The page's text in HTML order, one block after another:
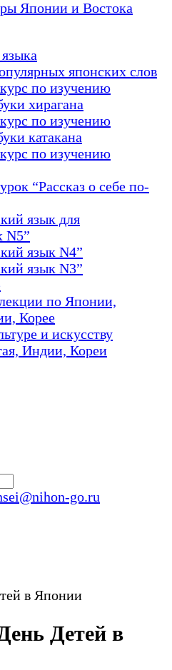
Японии и Востока
японских слов
по изучению
хирагана
по изучению
катакана
по изучению
“Рассказ о себе по-
язык для
N5”
язык N4”
язык N3”
по Японии,
Корее
и искусству
Индии, Кореи
go.ru
в Японии
Детей в